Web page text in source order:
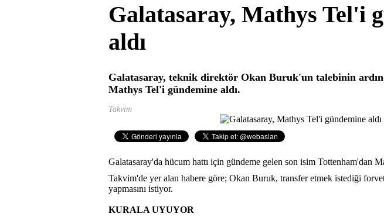
Galatasaray, Mathys Tel'i
aldı
Galatasaray, teknik direktör Okan Buruk'un talebinin
Mathys Tel'i gündemine aldı.
Takvim
Galatasaray'da hücum hattı için gündeme gelen son isim Tottenham'dan
Takvim'de yer alan habere göre; Okan Buruk, transfer etmek istediği
yapmasını istiyor.
KURALA UYUYOR